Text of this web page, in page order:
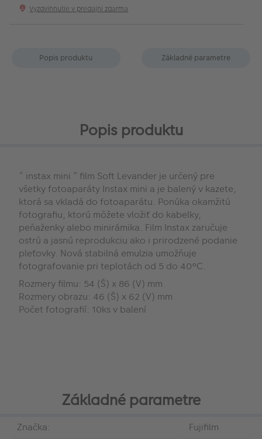
Vyzdvihnutie v predajni zdarma
Popis produktu Základné parametre
Popis produktu
“ instax mini ” film Soft Levander je určený pre
všetky fotoaparáty Instax mini a je balený v kazete,
ktorá sa vkladá do fotoaparátu. Ponúka okamžitú
fotografiu, ktorú môžete vložiť do kabelky,
peňaženky alebo minirámika. Film Instax zaručuje
ostrú a jasnú reprodukciu ako i prirodzené podanie
pleťovky. Nová stabilná emulzia umožňuje
fotografovanie pri teplotách od 5 do 40°C.
Rozmery filmu: 54 (Š) x 86 (V) mm
Rozmery obrazu: 46 (Š) x 62 (V) mm
Počet fotografií: 10ks v balení
Základné parametre
Značka:
Fujifilm